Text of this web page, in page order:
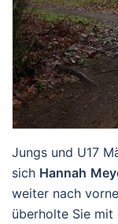
Jungs und U17
sich Hannah
weiter nach
überholte Sie